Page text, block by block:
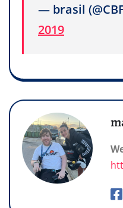
— brasil
2019